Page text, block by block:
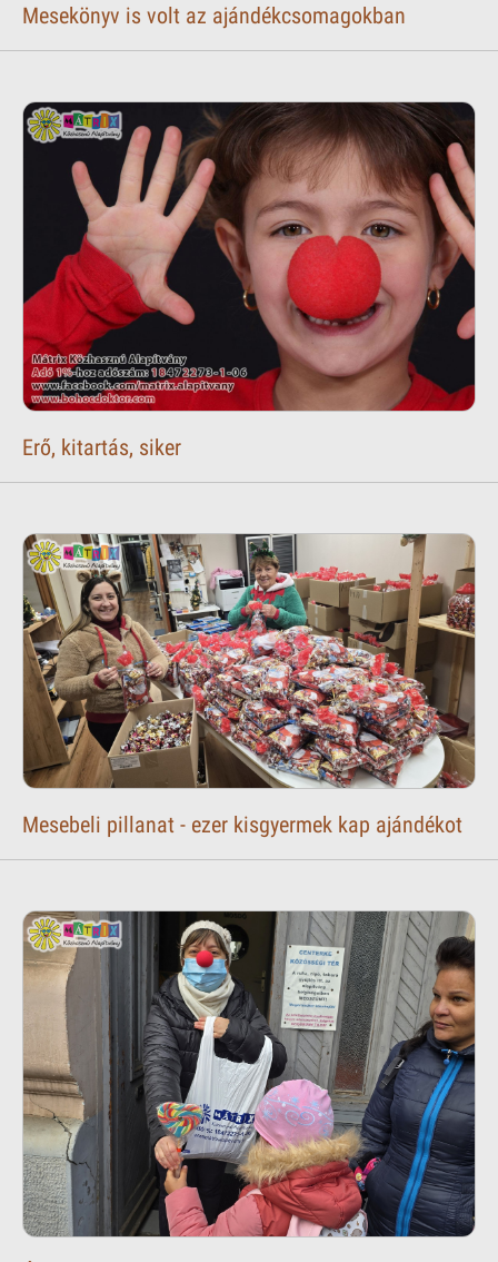
Mesekönyv is volt az ajándékcsomagokban
Erő, kitartás, siker
Mesebeli pillanat - ezer kisgyermek kap ajándékot